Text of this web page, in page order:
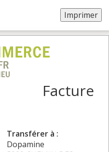
Facture
Transférer à :
Dopamine